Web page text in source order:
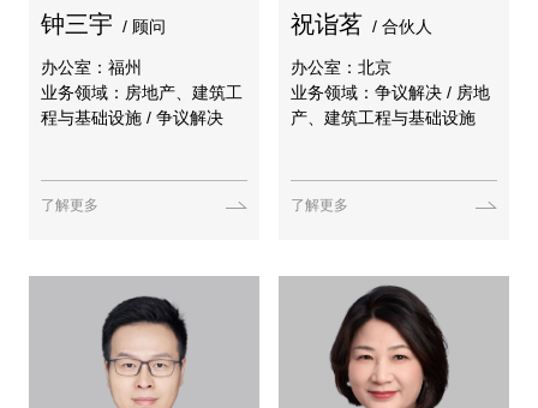
钟三宇 / 顾问
办公室：福州
业务领域：房地产、建筑工
程与基础设施 / 争议解决
了解更多
祝诣茗 / 合伙人
办公室：北京
业务领域：争议解决 / 房地
产、建筑工程与基础设施
了解更多